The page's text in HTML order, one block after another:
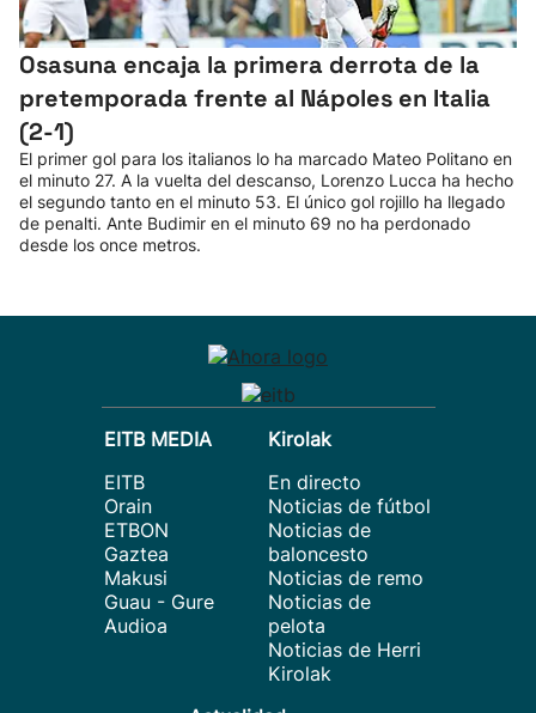
Osasuna encaja la primera derrota de la
pretemporada frente al Nápoles en Italia
(2-1)
El primer gol para los italianos lo ha marcado Mateo Politano en
el minuto 27. A la vuelta del descanso, Lorenzo Lucca ha hecho
el segundo tanto en el minuto 53. El único gol rojillo ha llegado
de penalti. Ante Budimir en el minuto 69 no ha perdonado
desde los once metros.
EITB MEDIA
EITB
Orain
ETBON
Gaztea
Makusi
Guau - Gure
Audioa
Kirolak
En directo
Noticias de fútbol
Noticias de
baloncesto
Noticias de remo
Noticias de
pelota
Noticias de Herri
Kirolak